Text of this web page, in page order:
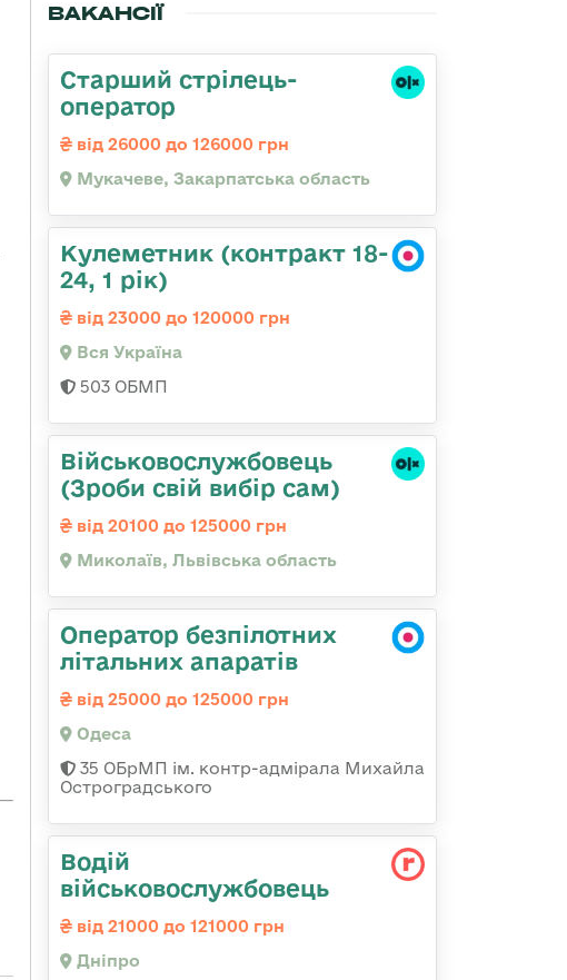
ВАКАНСІЇ
Старший стрілець-
оператор
від 26000 до 126000 грн
Мукачеве, Закарпатська область
Кулеметник (контракт 18-
24, 1 рік)
від 23000 до 120000 грн
Вся Україна
503 ОБМП
Військовослужбовець
(Зроби свій вибір сам)
від 20100 до 125000 грн
Миколаїв, Львівська область
Оператор безпілотних
літальних апаратів
від 25000 до 125000 грн
Одеса
35 ОБрМП ім. контр-адмірала Михайла
Остроградського
Водій
військовослужбовець
від 21000 до 121000 грн
Дніпро